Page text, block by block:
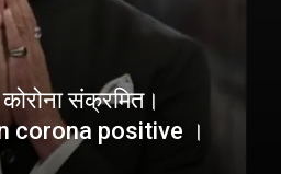
संक्रमित।
corona positive ।